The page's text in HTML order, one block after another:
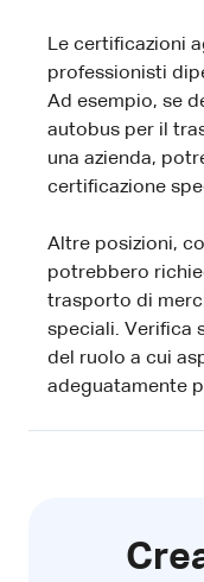
Le certificazioni
professionisti
Ad esempio, se
autobus per il
una azienda,
certificazione
Altre posizioni,
potrebbero
trasporto di
speciali. Verifica
del ruolo a cui
adeguatamente